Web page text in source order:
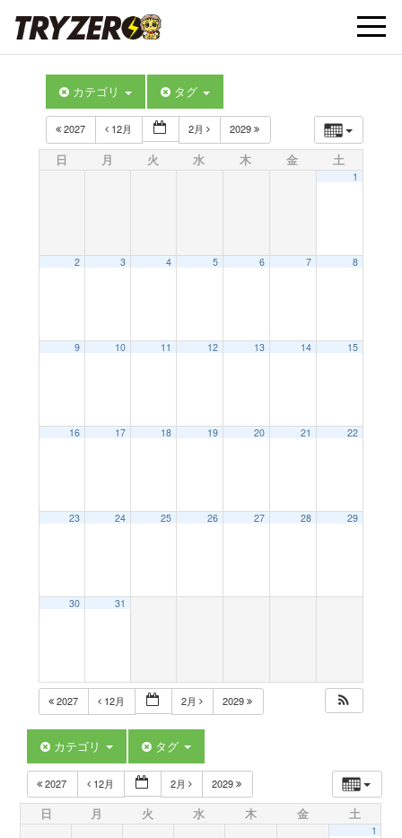
t
o
カテゴリ タグ
2027 12月 2月 2029
日 月 火 水 木 金 土
1
2 3 4 5 6 7 8
9 10 11 12 13 14 15
16 17 18 19 20 21 22
23 24 25 26 27 28 29
30 31
2027 12月 2月 2029
カテゴリ タグ
2027 12月 2月 2029
日 月 火 水 木 金 土
1